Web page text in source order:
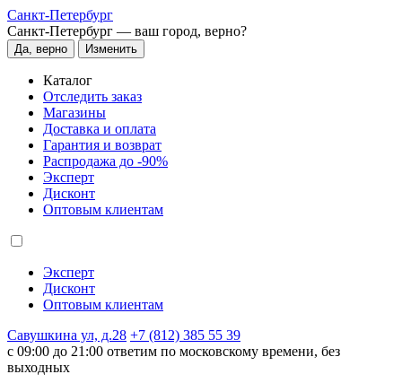
Санкт-Петербург
Санкт-Петербург — ваш город, верно?
Да, верно Изменить
Каталог
Отследить заказ
Магазины
Доставка и оплата
Гарантия и возврат
Распродажа до -90%
Эксперт
Дисконт
Оптовым клиентам
Эксперт
Дисконт
Оптовым клиентам
Савушкина ул, д.28 +7 (812) 385 55 39
c 09:00 до 21:00 ответим по московскому времени, без
выходных